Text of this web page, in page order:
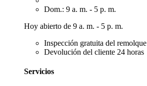
Dom.: 9 a. m. - 5 p. m.
Hoy abierto de 9 a. m. - 5 p. m.
Inspección gratuita del remolque
Devolución del cliente 24 horas
Servicios